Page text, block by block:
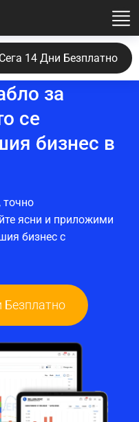
14 Дни Безплатно
за
се
бизнес в
точно
ясни и приложими
бизнес с
Безплатно